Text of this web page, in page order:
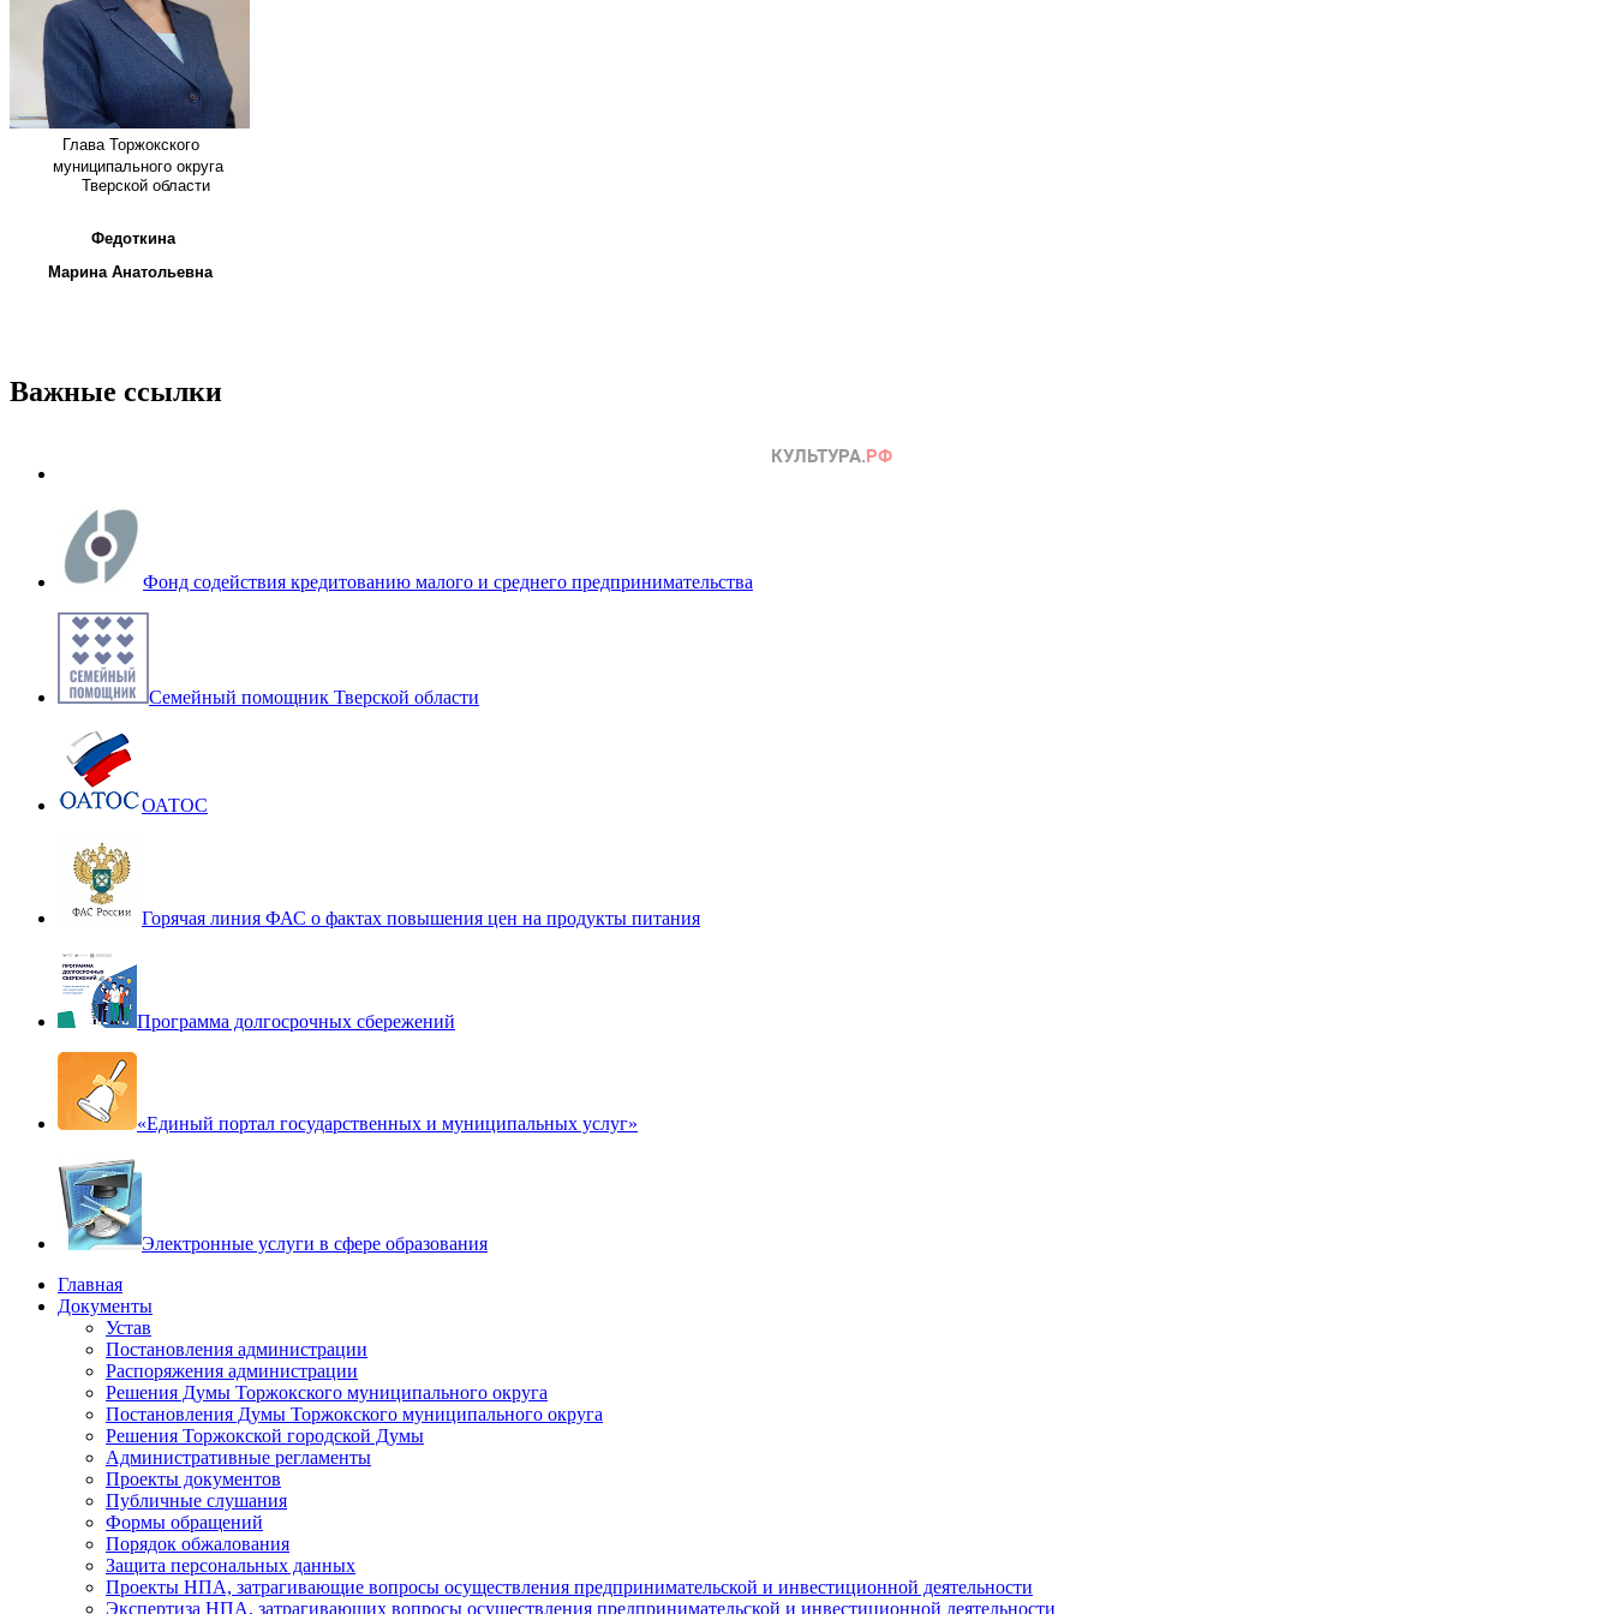
Глава Торжокского
муниципального округа
Тверской области
Федоткина
Марина Анатольевна
Важные ссылки
Фонд содействия кредитованию малого и среднего предпринимательства
Семейный помощник Тверской области
ОАТОС
Горячая линия ФАС о фактах повышения цен на продукты питания
Программа долгосрочных сбережений
«Единый портал государственных и муниципальных услуг»
Электронные услуги в сфере образования
Главная
Документы
Устав
Постановления администрации
Распоряжения администрации
Решения Думы Торжокского муниципального округа
Постановления Думы Торжокского муниципального округа
Решения Торжокской городской Думы
Административные регламенты
Проекты документов
Публичные слушания
Формы обращений
Порядок обжалования
Защита персональных данных
Проекты НПА, затрагивающие вопросы осуществления предпринимательской и инвестиционной деятельности
Экспертиза НПА, затрагивающих вопросы осуществления предпринимательской и инвестиционной деятельности